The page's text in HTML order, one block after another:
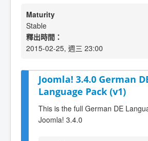
Maturity
Stable
釋出時間：
2015-02-25, 週三 23:00
Joomla! 3.4.0 German
Language Pack (v1)
This is the full German DE
Joomla! 3.4.0